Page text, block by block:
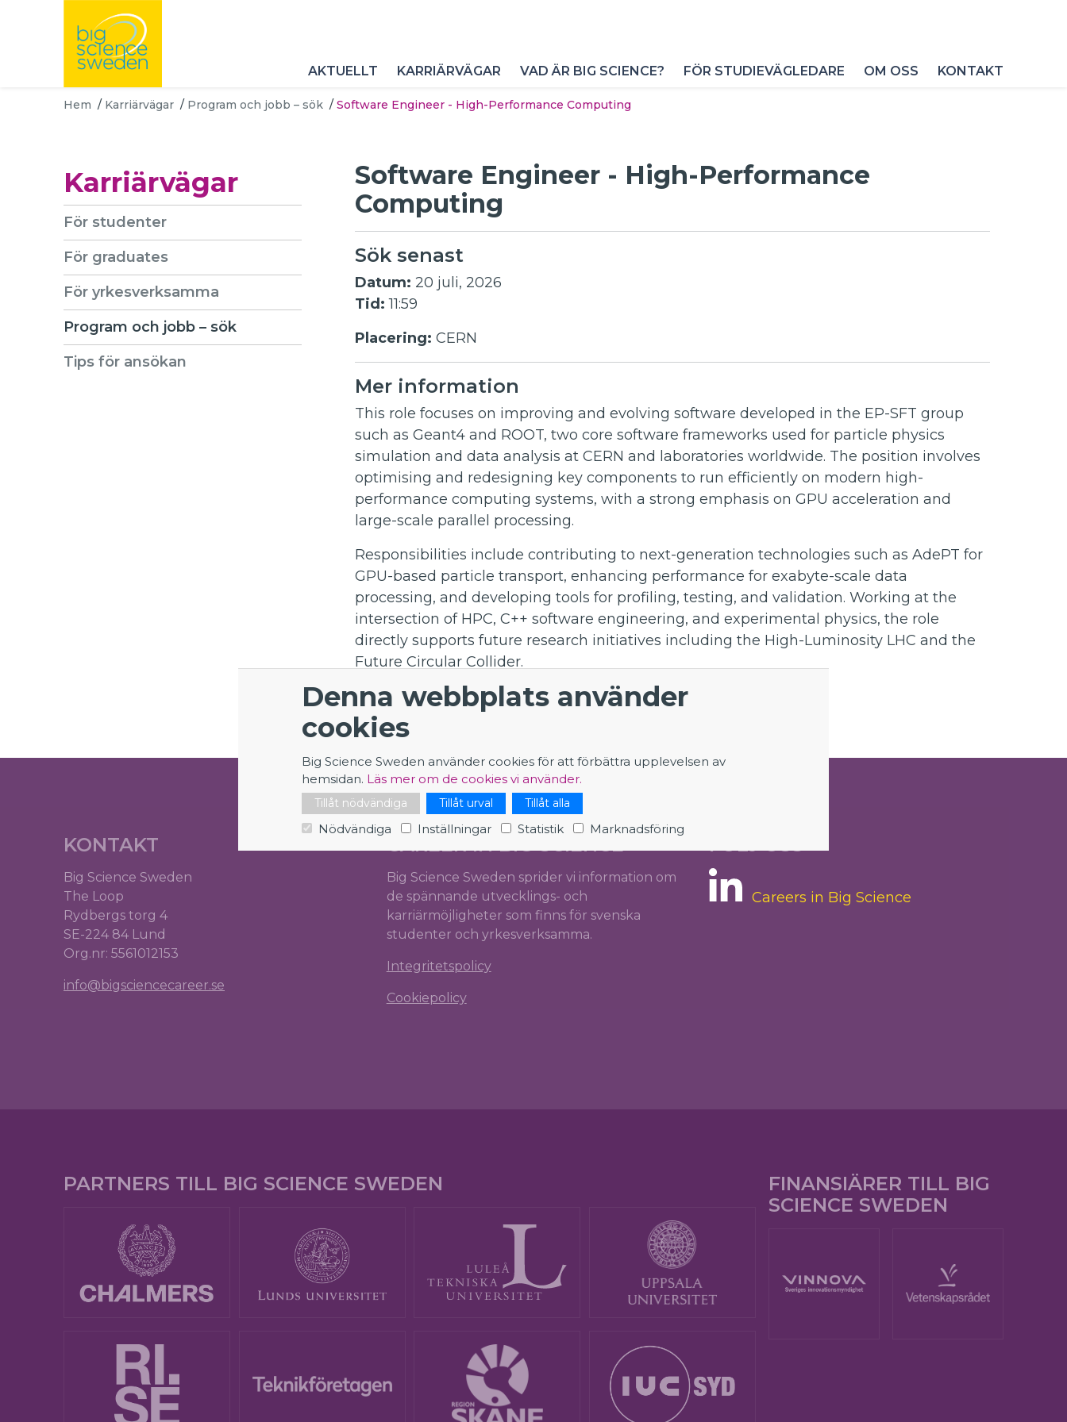
Denna webbplats använder
cookies
Big Science Sweden använder cookies för att förbättra upplevelsen av
hemsidan. Läs mer om de cookies vi använder.
Tillåt nödvändiga Tillåt urval Tillåt alla
Nödvändiga Inställningar Statistik Marknadsföring
AKTUELLT KARRIÄRVÄGAR VAD ÄR BIG SCIENCE? FÖR STUDIEVÄGLEDARE OM OSS KONTAKT
Hem / Karriärvägar / Program och jobb – sök / Software Engineer - High-Performance Computing
Karriärvägar
För studenter
För graduates
För yrkesverksamma
Program och jobb – sök
Tips för ansökan
Software Engineer - High-Performance
Computing
Sök senast
Datum: 20 juli, 2026
Tid: 11:59
Placering: CERN
Mer information
This role focuses on improving and evolving software developed in the EP-SFT group
such as Geant4 and ROOT, two core software frameworks used for particle physics
simulation and data analysis at CERN and laboratories worldwide. The position involves
optimising and redesigning key components to run efficiently on modern high-
performance computing systems, with a strong emphasis on GPU acceleration and
large-scale parallel processing.
Responsibilities include contributing to next-generation technologies such as AdePT for
GPU-based particle transport, enhancing performance for exabyte-scale data
processing, and developing tools for profiling, testing, and validation. Working at the
intersection of HPC, C++ software engineering, and experimental physics, the role
directly supports future research initiatives including the High-Luminosity LHC and the
Future Circular Collider.
Application - Software Engineer - High-Performance Computing
KONTAKT
Big Science Sweden
The Loop
Rydbergs torg 4
SE-224 84 Lund
Org.nr: 5561012153
info@bigsciencecareer.se
CAREER IN BIG SCIENCE
Big Science Sweden sprider vi information om
de spännande utvecklings- och
karriärmöjligheter som finns för svenska
studenter och yrkesverksamma.
Integritetspolicy
Cookiepolicy
FÖLJ OSS
Careers in Big Science
PARTNERS TILL BIG SCIENCE SWEDEN
FINANSIÄRER TILL BIG
SCIENCE SWEDEN